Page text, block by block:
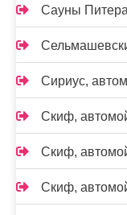
Сауны
Сириус,
Скиф,
Скиф,
Скиф,